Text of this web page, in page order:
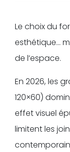
Le choix du
esthétique…
de l’espace.
En 2026, les
120×60)
effet visuel
limitent les